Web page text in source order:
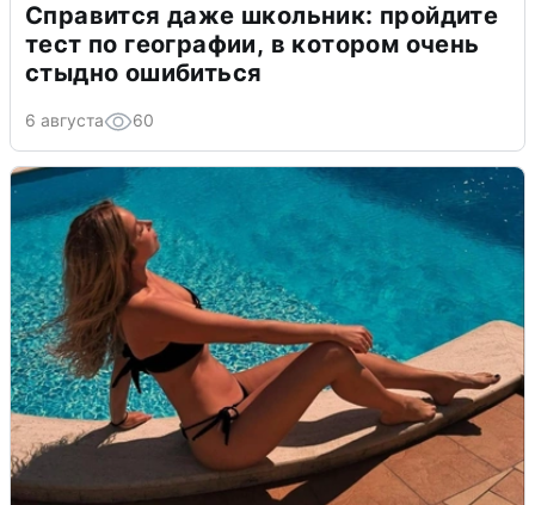
Справится даже школьник: пройдите
тест по географии, в котором очень
стыдно ошибиться
6 августа 60